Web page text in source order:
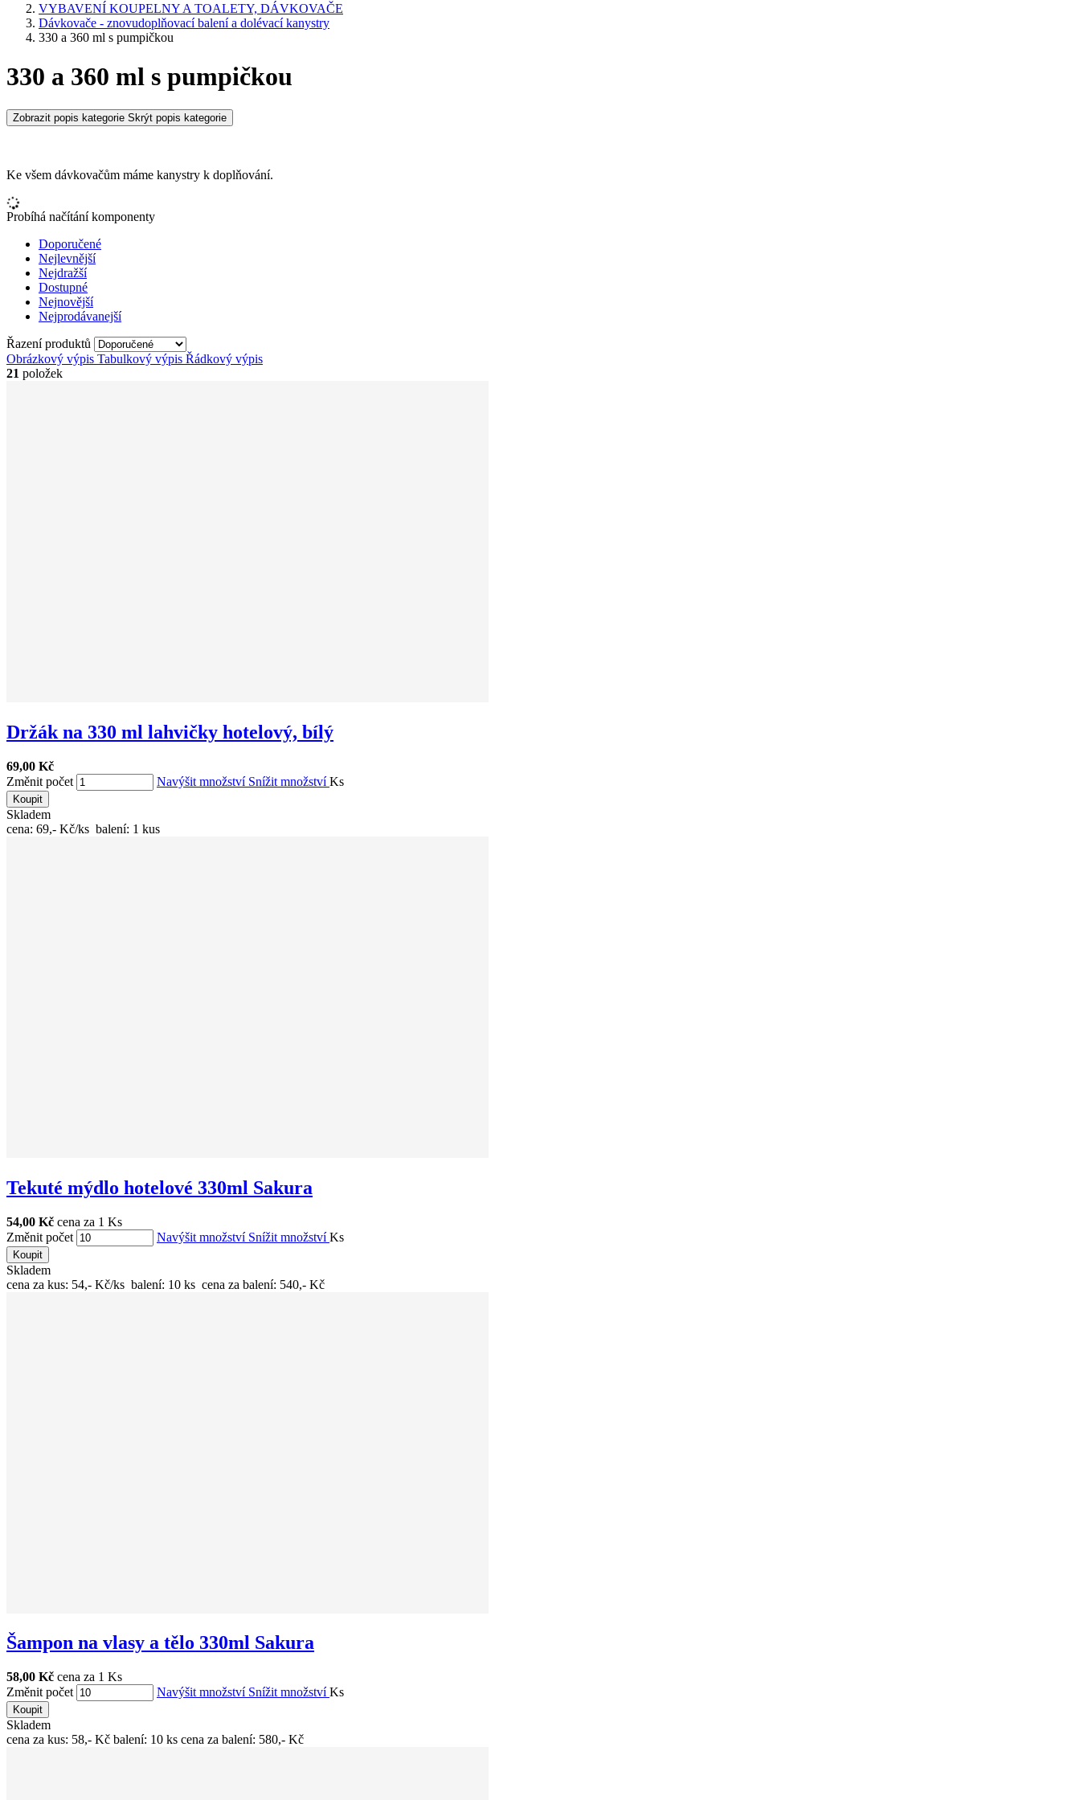
VYBAVENÍ KOUPELNY A TOALETY, DÁVKOVAČE
Dávkovače - znovudoplňovací balení a dolévací kanystry
330 a 360 ml s pumpičkou
330 a 360 ml s pumpičkou
Zobrazit popis kategorie Skrýt popis kategorie
Ke všem dávkovačům máme kanystry k doplňování.
Probíhá načítání komponenty
Doporučené
Nejlevnější
Nejdražší
Dostupné
Nejnovější
Nejprodávanejší
Řazení produktů
Obrázkový výpis Tabulkový výpis Řádkový výpis
21 položek
Držák na 330 ml lahvičky hotelový, bílý
69,00 Kč
Změnit počet
Navýšit množství Snížit množstvíKs
Koupit
Skladem
cena: 69,- Kč/ks balení: 1 kus
Tekuté mýdlo hotelové 330ml Sakura
54,00 Kč cena za 1 Ks
Změnit počet
Navýšit množství Snížit množstvíKs
Koupit
Skladem
cena za kus: 54,- Kč/ks balení: 10 ks cena za balení: 540,- Kč
Šampon na vlasy a tělo 330ml Sakura
58,00 Kč cena za 1 Ks
Změnit počet
Navýšit množství Snížit množstvíKs
Koupit
Skladem
cena za kus: 58,- Kč balení: 10 ks cena za balení: 580,- Kč